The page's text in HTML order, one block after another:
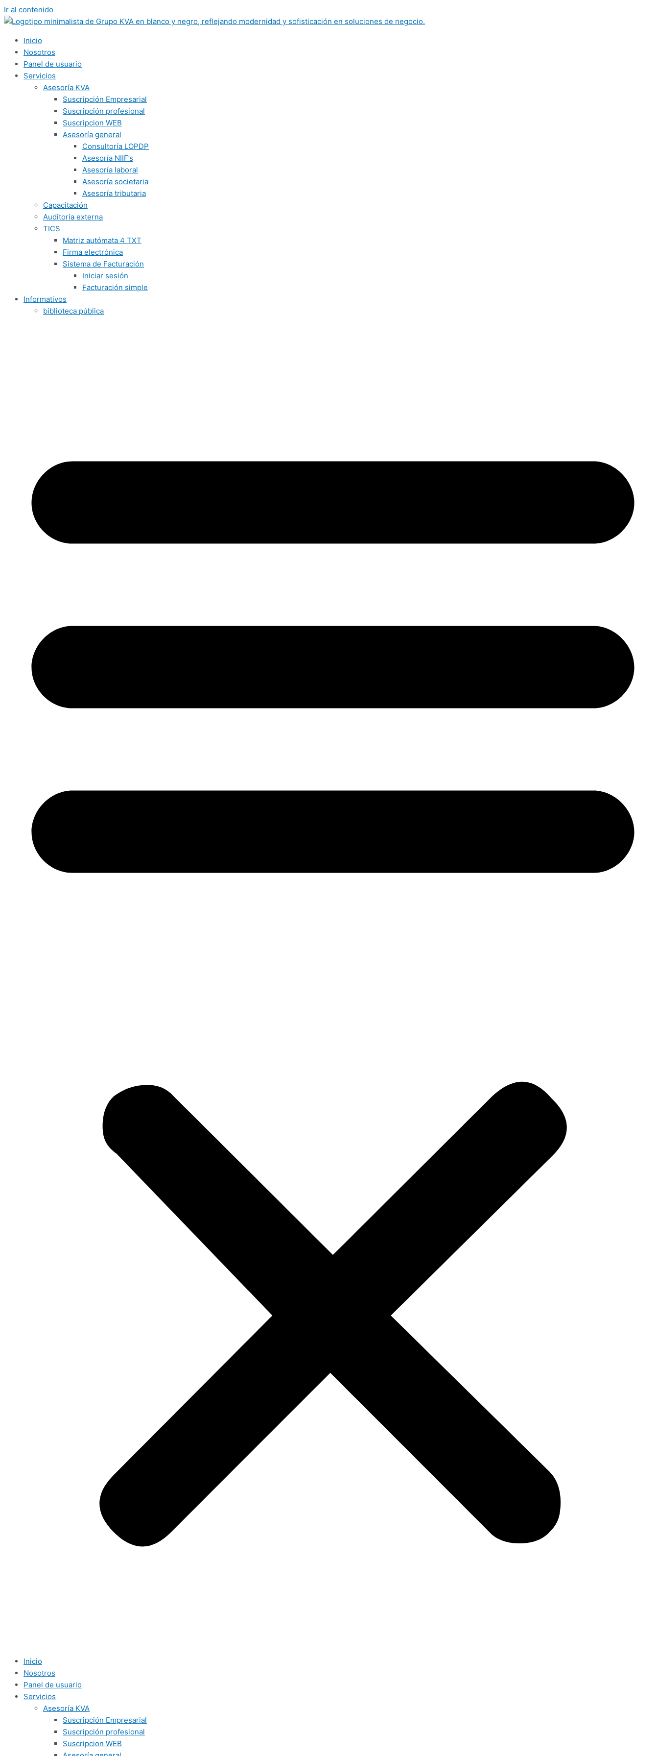
Ir al contenido
Inicio
Nosotros
Panel de usuario
Servicios
Asesoría KVA
Suscripción Empresarial
Suscripción profesional
Suscripcion WEB
Asesoría general
Consultoría LOPDP
Asesoría NIIF’s
Asesoría laboral
Asesoría societaria
Asesoría tributaria
Capacitación
Auditoria externa
TICS
Matriz autómata 4 TXT
Firma electrónica
Sistema de Facturación
Iniciar sesión
Facturación simple
Informativos
biblioteca pública
Inicio
Nosotros
Panel de usuario
Servicios
Asesoría KVA
Suscripción Empresarial
Suscripción profesional
Suscripcion WEB